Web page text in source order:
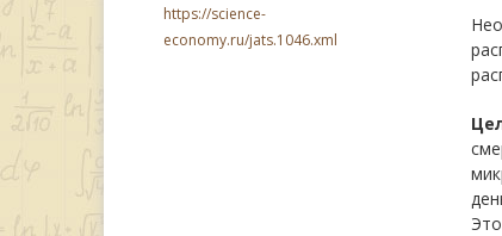
https://science-
economy.ru/jats.1046.xml